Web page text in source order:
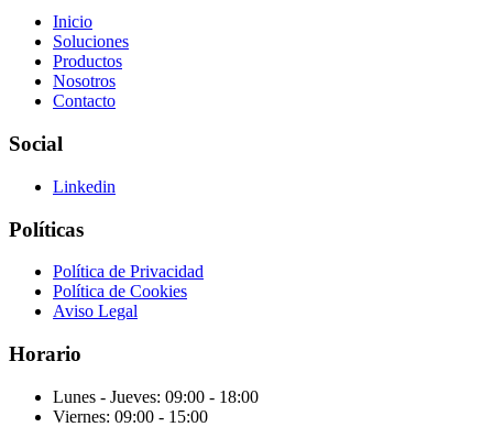
Inicio
Soluciones
Productos
Nosotros
Contacto
Social
Linkedin
Políticas
Política de Privacidad
Política de Cookies
Aviso Legal
Horario
Lunes - Jueves: 09:00 - 18:00
Viernes: 09:00 - 15:00